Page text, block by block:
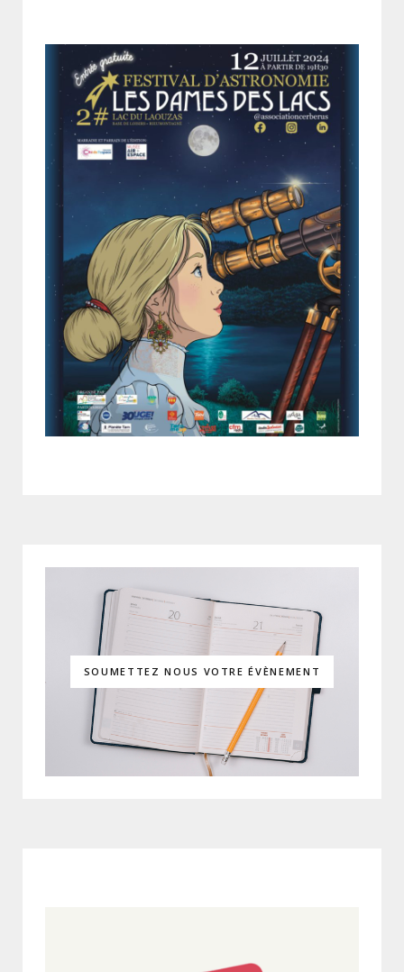
SOUMETTEZ NOUS VOTRE ÉVÈNEMENT